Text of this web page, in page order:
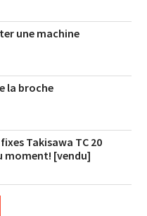
une machine
la broche
Takisawa TC 20
moment! [vendu]